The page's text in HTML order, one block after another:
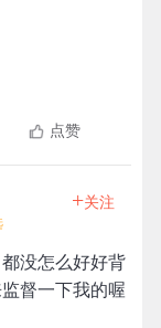
点赞
+关注
没怎么好好背
督一下我的喔